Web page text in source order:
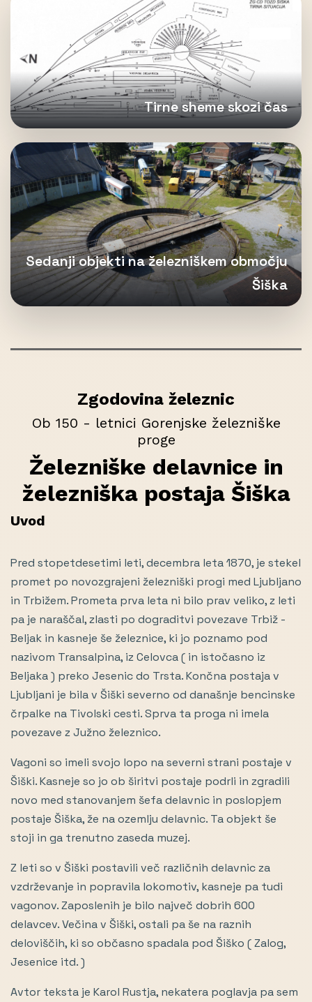
Tirne sheme skozi čas
Sedanji objekti na železniškem območju
Šiška
Zgodovina železnic
Ob 150 - letnici Gorenjske železniške
proge
Železniške delavnice in
železniška postaja Šiška
Uvod
Pred stopetdesetimi leti, decembra leta 1870, je stekel
promet po novozgrajeni železniški progi med Ljubljano
in Trbižem. Prometa prva leta ni bilo prav veliko, z leti
pa je naraščal, zlasti po dograditvi povezave Trbiž -
Beljak in kasneje še železnice, ki jo poznamo pod
nazivom Transalpina, iz Celovca ( in istočasno iz
Beljaka ) preko Jesenic do Trsta. Končna postaja v
Ljubljani je bila v Šiški severno od današnje bencinske
črpalke na Tivolski cesti. Sprva ta proga ni imela
povezave z Južno železnico.
Vagoni so imeli svojo lopo na severni strani postaje v
Šiški. Kasneje so jo ob širitvi postaje podrli in zgradili
novo med stanovanjem šefa delavnic in poslopjem
postaje Šiška, že na ozemlju delavnic. Ta objekt še
stoji in ga trenutno zaseda muzej.
Z leti so v Šiški postavili več različnih delavnic za
vzdrževanje in popravila lokomotiv, kasneje pa tudi
vagonov. Zaposlenih je bilo največ dobrih 600
delavcev. Večina v Šiški, ostali pa še na raznih
deloviščih, ki so občasno spadala pod Šiško ( Zalog,
Jesenice itd. )
Avtor teksta je Karol Rustja, nekatera poglavja pa sem